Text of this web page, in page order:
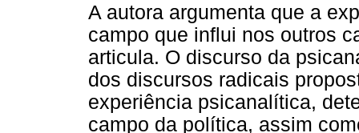
A autora argumenta que a
campo que influi nos outros
articula. O discurso da
dos discursos radicais
experiência psicanalítica,
campo da política, assim